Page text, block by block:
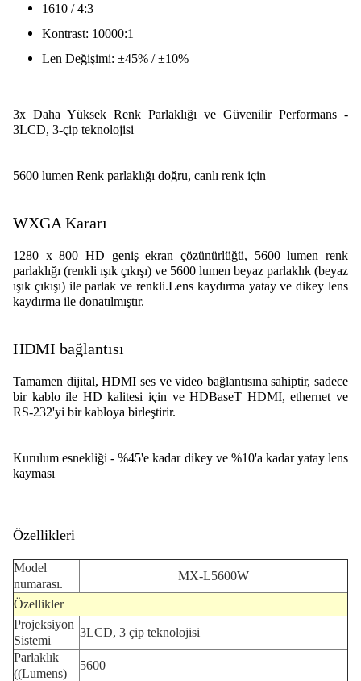
1610 / 4:3
Kontrast: 10000:1
Len Değişimi: ±45% / ±10%
3x Daha Yüksek Renk Parlaklığı ve Güvenilir Performans -
3LCD, 3-çip teknolojisi
5600 lumen Renk parlaklığı doğru, canlı renk için
WXGA Kararı
1280 x 800 HD geniş ekran çözünürlüğü, 5600 lumen renk
parlaklığı (renkli ışık çıkışı) ve 5600 lumen beyaz parlaklık (beyaz
ışık çıkışı) ile parlak ve renkli.Lens kaydırma yatay ve dikey lens
kaydırma ile donatılmıştır.
HDMI bağlantısı
Tamamen dijital, HDMI ses ve video bağlantısına sahiptir, sadece
bir kablo ile HD kalitesi için ve HDBaseT HDMI, ethernet ve
RS-232'yi bir kabloya birleştirir.
Kurulum esnekliği - %45'e kadar dikey ve %10'a kadar yatay lens
kayması
Özellikleri
Model
numarası.
MX-L5600W
Özellikler
Projeksiyon
Sistemi
3LCD, 3 çip teknolojisi
Parlaklık
((Lumens)
5600